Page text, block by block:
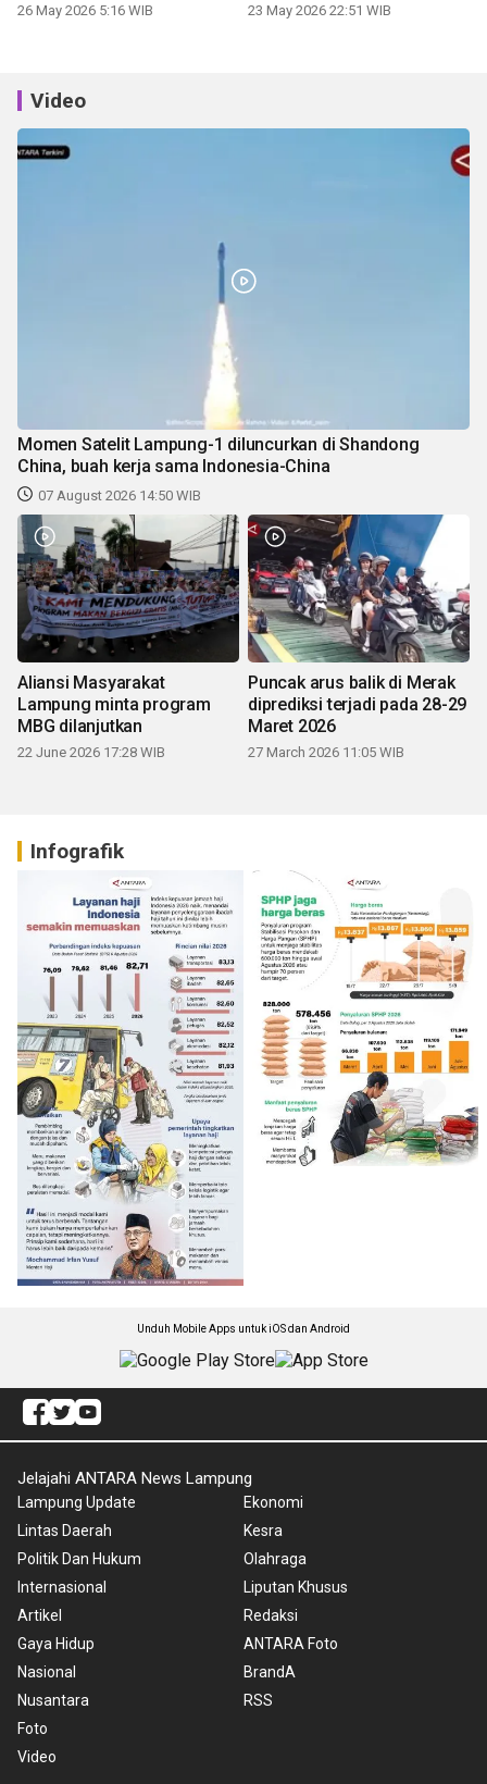
26 May 2026 5:16 WIB 23 May 2026 22:51 WIB
Video
Momen Satelit Lampung-1 diluncurkan di Shandong
China, buah kerja sama Indonesia-China
07 August 2026 14:50 WIB
Aliansi Masyarakat
Lampung minta program
MBG dilanjutkan
22 June 2026 17:28 WIB
Puncak arus balik di Merak
diprediksi terjadi pada 28-29
Maret 2026
27 March 2026 11:05 WIB
Infografik
Unduh Mobile Apps untuk iOS dan Android
Jelajahi ANTARA News Lampung
Lampung Update
Lintas Daerah
Politik Dan Hukum
Internasional
Artikel
Gaya Hidup
Nasional
Nusantara
Foto
Video
Ekonomi
Kesra
Olahraga
Liputan Khusus
Redaksi
ANTARA Foto
BrandA
RSS